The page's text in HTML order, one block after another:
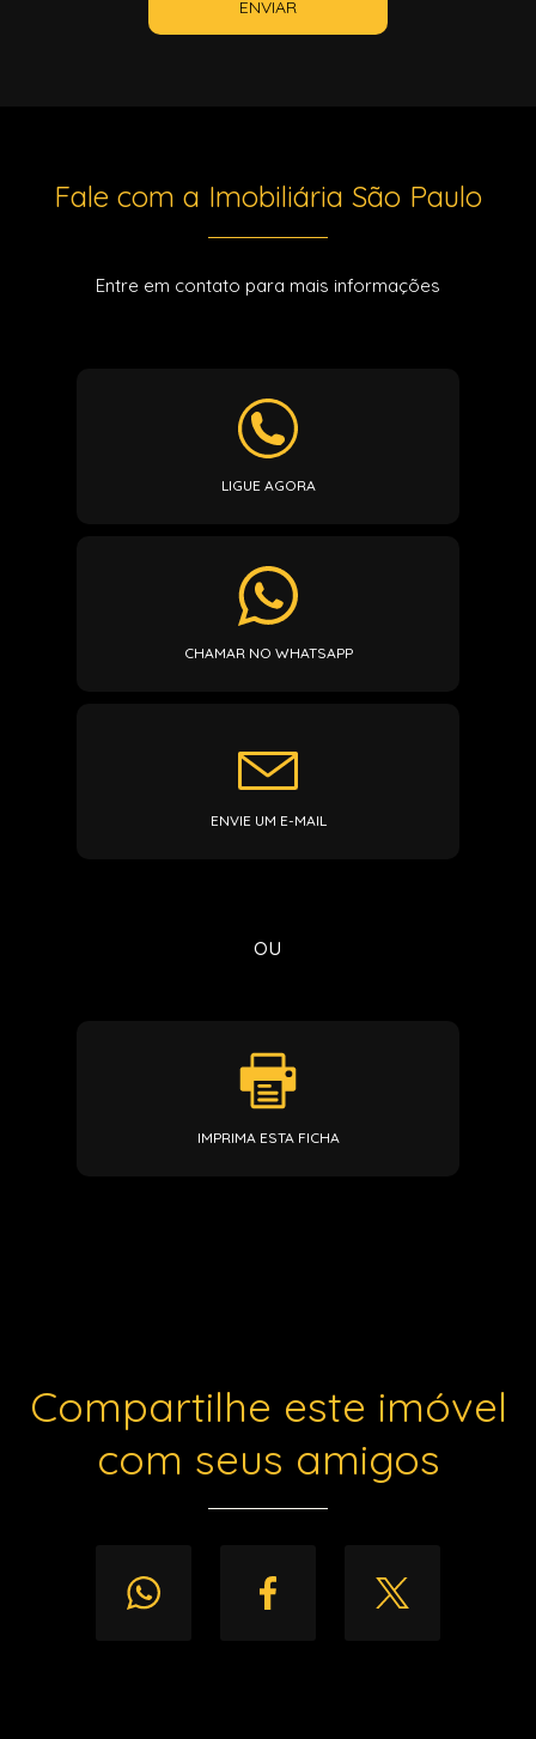
ENVIAR
Fale com a Imobiliária São Paulo
Entre em contato para mais informações
LIGUE AGORA
CHAMAR NO WHATSAPP
ENVIE UM E-MAIL
ou
IMPRIMA ESTA FICHA
Compartilhe este imóvel
com seus amigos